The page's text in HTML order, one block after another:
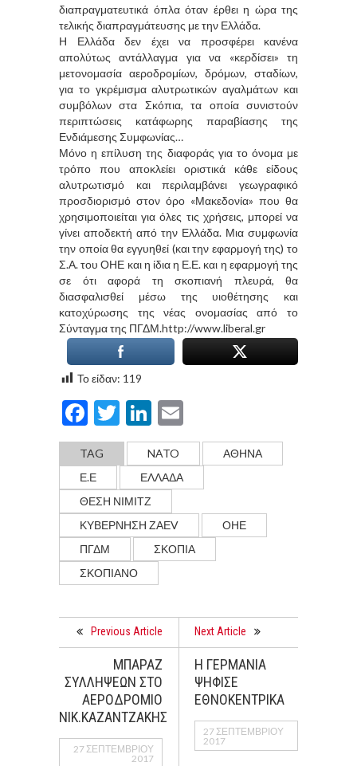
διαπραγματευτικά όπλα όταν έρθει η ώρα της
τελικής διαπραγμάτευσης με την Ελλάδα.
Η Ελλάδα δεν έχει να προσφέρει κανένα
απολύτως αντάλλαγμα για να «κερδίσει» τη
μετονομασία αεροδρομίων, δρόμων, σταδίων,
για το γκρέμισμα αλυτρωτικών αγαλμάτων και
συμβόλων στα Σκόπια, τα οποία συνιστούν
περιπτώσεις κατάφωρης παραβίασης της
Ενδιάμεσης Συμφωνίας…
Μόνο η επίλυση της διαφοράς για το όνομα με
τρόπο που αποκλείει οριστικά κάθε είδους
αλυτρωτισμό και περιλαμβάνει γεωγραφικό
προσδιορισμό στον όρο «Μακεδονία» που θα
χρησιμοποιείται για όλες τις χρήσεις, μπορεί να
γίνει αποδεκτή από την Ελλάδα. Μια συμφωνία
την οποία θα εγγυηθεί (και την εφαρμογή της) το
Σ.Α. του ΟΗΕ και η ίδια η Ε.Ε. και η εφαρμογή της
σε ότι αφορά τη σκοπιανή πλευρά, θα
διασφαλισθεί μέσω της υιοθέτησης και
κατοχύρωσης της νέας ονομασίας από το
Σύνταγμα της ΠΓΔΜ.http://www.liberal.gr
Το είδαν: 119
Facebook
TwitterLinkedIn
TAG NATO
ΑΘΗΝΑ
Ε.Ε
ΕΛΛΑΔΑ
ΘΕΣΗ ΝΙΜΙΤΖ
ΚΥΒΕΡΝΗΣΗ ΖΑΕV
ΟΗΕ
ΠΓΔΜ
ΣΚΌΠΙΑ
ΣΚΟΠΙΑΝΟ
Previous Article
MΠΑΡΑΖ
ΣΥΛΛΗΨΕΩΝ ΣΤΟ
ΑΕΡΟΔΡΟΜΙΟ
ΝΙΚ.ΚΑΖΑΝΤΖΑΚΗΣ
27 ΣΕΠΤΕΜΒΡΊΟΥ
2017
Next Article
Η ΓΕΡΜΑΝΙΑ
ΨΗΦΙΣΕ
ΕΘΝΟΚΕΝΤΡΙΚΑ
27 ΣΕΠΤΕΜΒΡΊΟΥ
2017